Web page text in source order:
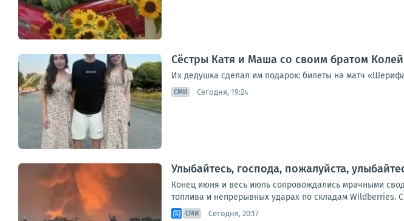
Сёстры Катя и Маша со своим братом
Их дедушка сделал им подарок: билеты на матч
СМИ Сегодня, 19:24
Улыбайтесь, господа, пожалуйста,
Конец июня и весь июль сопровождались мрачными
топлива и непрерывных ударах по складам Wildberries.
СМИ Сегодня, 20:17